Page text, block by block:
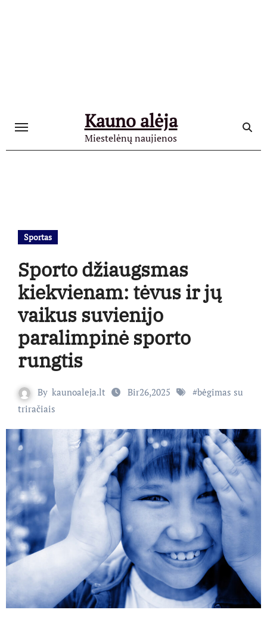
Kauno alėja
Miestelėnų naujienos
Sportas
Sporto džiaugsmas
kiekvienam: tėvus ir jų
vaikus suvienijo
paralimpinė sporto
rungtis
By kaunoaleja.lt Bir26,2025 #bėgimas su
triračiais